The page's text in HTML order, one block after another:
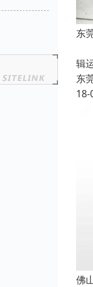
东
辑
东
18-
佛